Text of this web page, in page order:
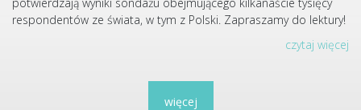
respondentów ze świata, w tym z Polski. Zapraszamy do lektury!
czytaj więcej
więcej